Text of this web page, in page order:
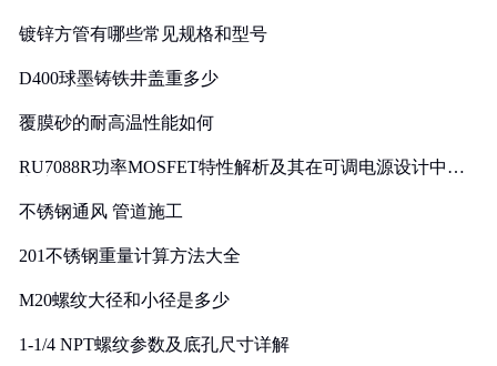
镀锌方管有哪些常见规格和型号
D400球墨铸铁井盖重多少
覆膜砂的耐高温性能如何
RU7088R功率MOSFET特性解析及其在可调电源设计中的
不锈钢通风 管道施工
201不锈钢重量计算方法大全
M20螺纹大径和小径是多少
1-1/4 NPT螺纹参数及底孔尺寸详解